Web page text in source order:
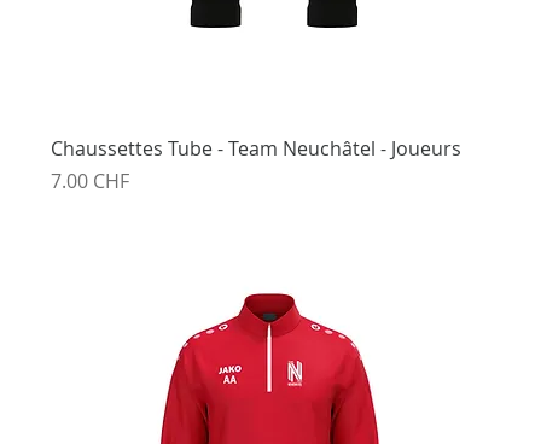
Chaussettes Tube - Team Neuchâtel - Joueurs
Prix
7.00 CHF